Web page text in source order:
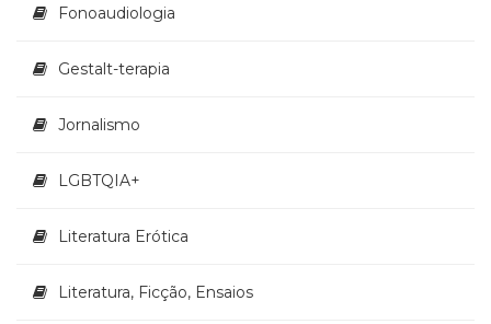
Fonoaudiologia
Gestalt-terapia
Jornalismo
LGBTQIA+
Literatura Erótica
Literatura, Ficção, Ensaios